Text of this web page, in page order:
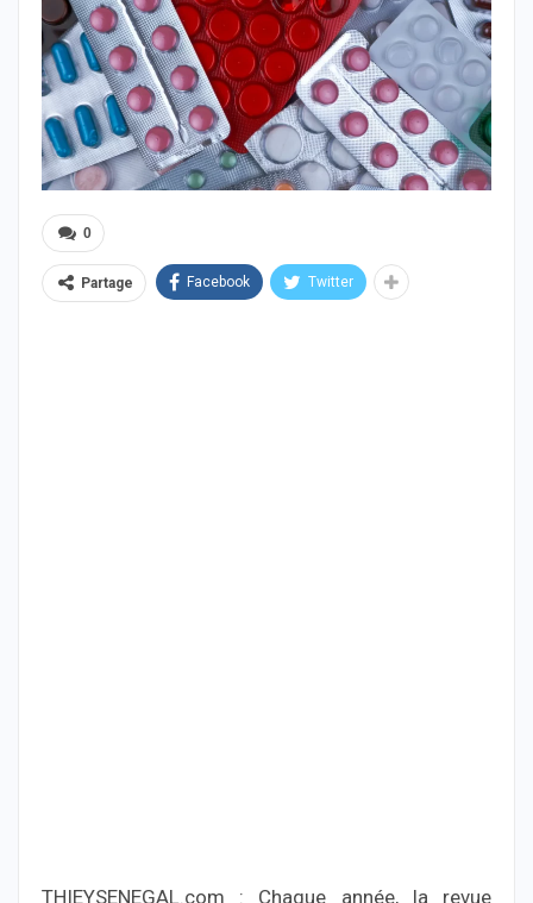
0
Partage Facebook Twitter
THIEYSENEGAL.com : Chaque année, la revue